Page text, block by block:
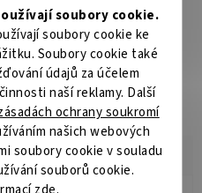
soubory cookie.
soubory cookie ke
Soubory cookie také
údajů za účelem
naší reklamy. Další
ochrany soukromí
našich webových
soubory cookie v souladu
souborů cookie.
pro řezání kovů okružními a
kotoučů je upravená pro
oceli. Velkou výhodou
čisté řezy bez otřepů.